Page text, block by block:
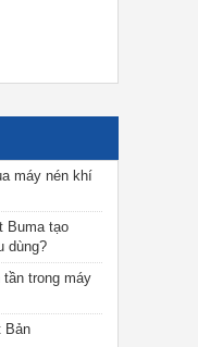
máy nén khí
Buma tạo
dùng?
trong máy
Bản